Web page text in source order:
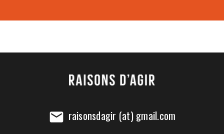
mail raisonsdagir (at) gmail.com